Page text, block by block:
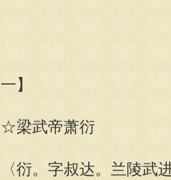
】
武帝萧衍
。字叔达。兰陵武进